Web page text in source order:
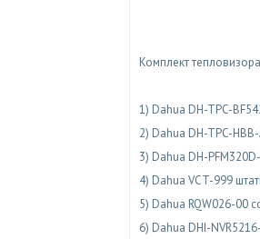
Комплект
1) Dahua DH-TPC-
2) Dahua DH-TPC-
3) Dahua DH-
4) Dahua VCT-999
5) Dahua RQW026-00
6) Dahua DHI-